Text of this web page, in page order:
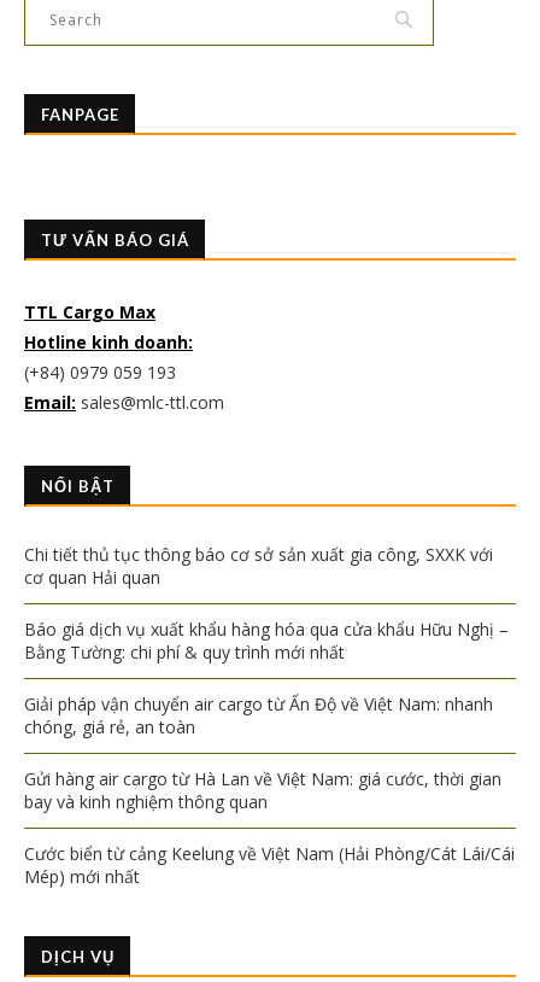
FANPAGE
TƯ VẤN BÁO GIÁ
TTL Cargo Max
Hotline kinh doanh:
(+84) 0979 059 193
Email: sales@mlc-ttl.com
NỔI BẬT
Chi tiết thủ tục thông báo cơ sở sản xuất gia công, SXXK với
cơ quan Hải quan
Báo giá dịch vụ xuất khẩu hàng hóa qua cửa khẩu Hữu Nghị –
Bằng Tường: chi phí & quy trình mới nhất
Giải pháp vận chuyển air cargo từ Ấn Độ về Việt Nam: nhanh
chóng, giá rẻ, an toàn
Gửi hàng air cargo từ Hà Lan về Việt Nam: giá cước, thời gian
bay và kinh nghiệm thông quan
Cước biển từ cảng Keelung về Việt Nam (Hải Phòng/Cát Lái/Cái
Mép) mới nhất
DỊCH VỤ